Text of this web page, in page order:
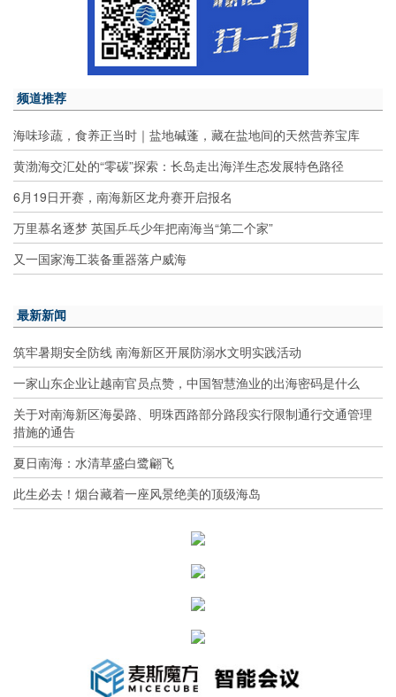
频道推荐
海味珍蔬，食养正当时｜盐地碱蓬，藏在盐地间的天然营养宝库
黄渤海交汇处的“零碳”探索：长岛走出海洋生态发展特色路径
6月19日开赛，南海新区龙舟赛开启报名
万里慕名逐梦 英国乒乓少年把南海当“第二个家”
又一国家海工装备重器落户威海
最新新闻
筑牢暑期安全防线 南海新区开展防溺水文明实践活动
一家山东企业让越南官员点赞，中国智慧渔业的出海密码是什么
关于对南海新区海晏路、明珠西路部分路段实行限制通行交通管理
措施的通告
夏日南海：水清草盛白鹭翩飞
此生必去！烟台藏着一座风景绝美的顶级海岛